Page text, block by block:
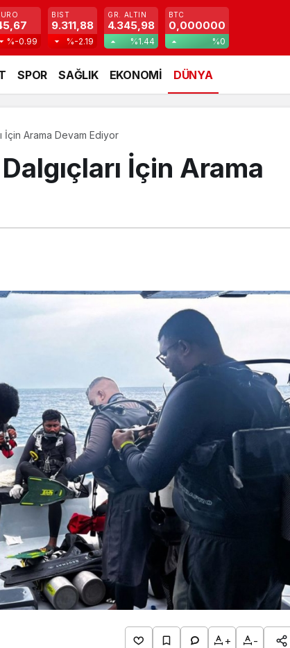
%-0.99
BIST
9.311,88
%-2.19
GR. ALTIN
4.345,98
%1.44
BTC
0,000000
%0
SPOR SAĞLIK EKONOMİ DÜNYA
İçin Arama Devam Ediyor
İçin Arama
+ -